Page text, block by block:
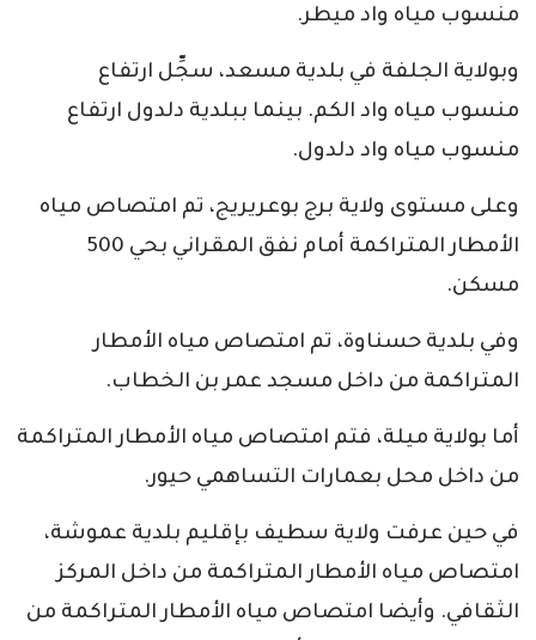
منسوب مياه واد ميطر.
وبولاية الجلفة في بلدية مسعد، سجِّل ارتفاع
منسوب مياه واد الكم. بينما ببلدية دلدول ارتفاع
منسوب مياه واد دلدول.
وعلى مستوى ولاية برج بوعريريج، تم امتصاص مياه
الأمطار المتراكمة أمام نفق المقراني بحي 500
مسكن.
وفي بلدية حسناوة، تم امتصاص مياه الأمطار
المتراكمة من داخل مسجد عمر بن الخطاب.
أما بولاية ميلة، فتم امتصاص مياه الأمطار المتراكمة
من داخل محل بعمارات التساهمي حيور.
في حين عرفت ولاية سطيف بإقليم بلدية عموشة،
امتصاص مياه الأمطار المتراكمة من داخل المركز
الثقافي. وأيضا امتصاص مياه الأمطار المتراكمة من